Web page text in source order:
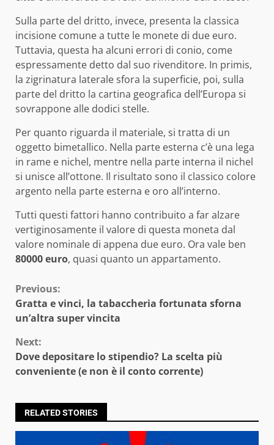
Sulla parte del dritto, invece, presenta la classica
incisione comune a tutte le monete di due euro.
Tuttavia, questa ha alcuni errori di conio, come
espressamente detto dal suo rivenditore. In primis,
la zigrinatura laterale sfora la superficie, poi, sulla
parte del dritto la cartina geografica dell’Europa si
sovrappone alle dodici stelle.
Per quanto riguarda il materiale, si tratta di un
oggetto bimetallico. Nella parte esterna c’è una lega
in rame e nichel, mentre nella parte interna il nichel
si unisce all’ottone. Il risultato sono il classico colore
argento nella parte esterna e oro all’interno.
Tutti questi fattori hanno contribuito a far alzare
vertiginosamente il valore di questa moneta dal
valore nominale di appena due euro. Ora vale ben
80000 euro, quasi quanto un appartamento.
Continue
Reading
Previous:
Gratta e vinci, la tabaccheria fortunata sforna
un’altra super vincita
Next:
Dove depositare lo stipendio? La scelta più
conveniente (e non è il conto corrente)
RELATED STORIES